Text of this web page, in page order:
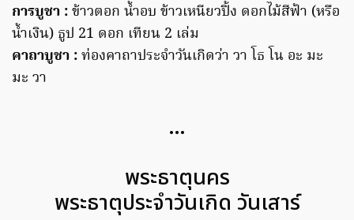
การบูชา :ข้าวตอก น้ำอบ ข้าวเหนียวปิ้ง ดอกไม้สีฟ้า (หรือ
น้ำเงิน) ธูป 21 ดอก เทียน 2 เล่ม
คาถาบูชา :ท่องคาถาประจำวันเกิดว่า วา โธ โน อะ มะ
มะ วา
…
พระธาตุนคร
พระธาตุประจำวันเกิด วันเสาร์